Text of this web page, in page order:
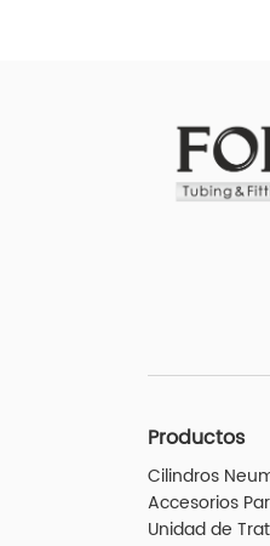
Productos
Cilindros
Accesorios
Unidad de